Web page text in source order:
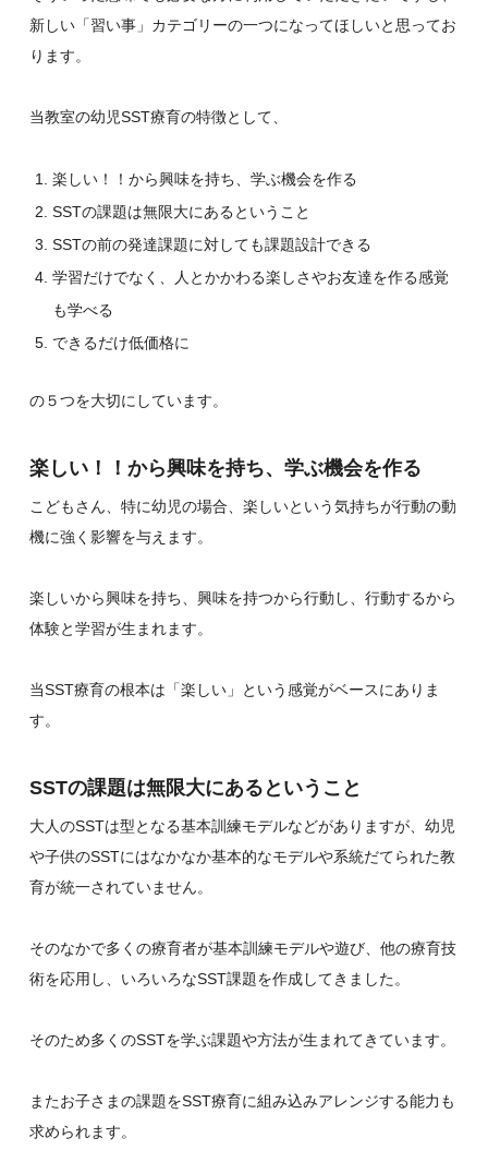
新しい「習い事」カテゴリーの一つになってほしいと思ってお
ります。
当教室の幼児SST療育の特徴として、
楽しい！！から興味を持ち、学ぶ機会を作る
SSTの課題は無限大にあるということ
SSTの前の発達課題に対しても課題設計できる
学習だけでなく、人とかかわる楽しさやお友達を作る感覚
も学べる
できるだけ低価格に
の５つを大切にしています。
楽しい！！から興味を持ち、学ぶ機会を作る
こどもさん、特に幼児の場合、楽しいという気持ちが行動の動
機に強く影響を与えます。
楽しいから興味を持ち、興味を持つから行動し、行動するから
体験と学習が生まれます。
当SST療育の根本は「楽しい」という感覚がベースにありま
す。
SSTの課題は無限大にあるということ
大人のSSTは型となる基本訓練モデルなどがありますが、幼児
や子供のSSTにはなかなか基本的なモデルや系統だてられた教
育が統一されていません。
そのなかで多くの療育者が基本訓練モデルや遊び、他の療育技
術を応用し、いろいろなSST課題を作成してきました。
そのため多くのSSTを学ぶ課題や方法が生まれてきています。
またお子さまの課題をSST療育に組み込みアレンジする能力も
求められます。